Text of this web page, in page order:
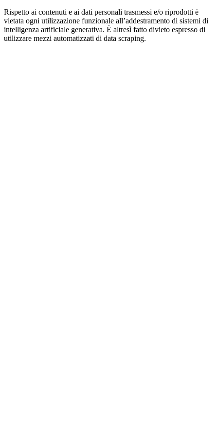
Rispetto ai contenuti e ai dati personali trasmessi e/o riprodotti è
vietata ogni utilizzazione funzionale all’addestramento di sistemi di
intelligenza artificiale generativa. È altresì fatto divieto espresso di
utilizzare mezzi automatizzati di data scraping.